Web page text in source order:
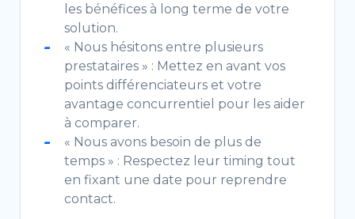
les bénéfices à long terme de votre
solution.
« Nous hésitons entre plusieurs
prestataires » : Mettez en avant vos
points différenciateurs et votre
avantage concurrentiel pour les aider
à comparer.
« Nous avons besoin de plus de
temps » : Respectez leur timing tout
en fixant une date pour reprendre
contact.